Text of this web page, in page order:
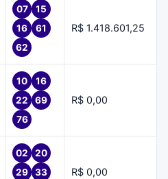
07
15
16
61
62
R$ 1.418.601,25
10
16
22
69
76
R$ 0,00
02
20
29
33
R$ 0,00